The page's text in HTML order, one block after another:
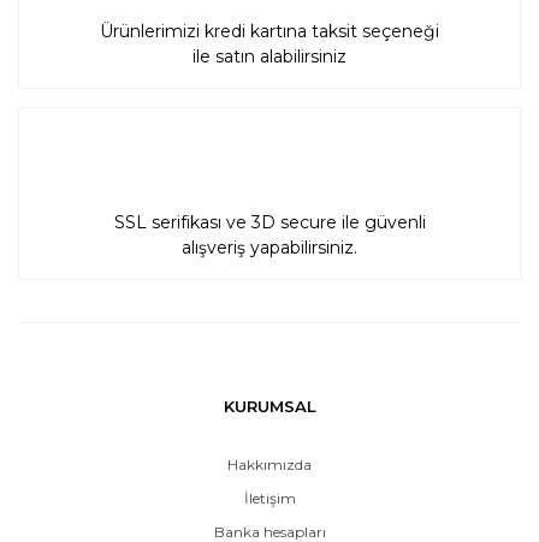
Ürünlerimizi kredi kartına taksit seçeneği
ile satın alabilirsiniz
SSL serifikası ve 3D secure ile güvenli
alışveriş yapabilirsiniz.
KURUMSAL
Hakkımızda
İletişim
Banka hesapları